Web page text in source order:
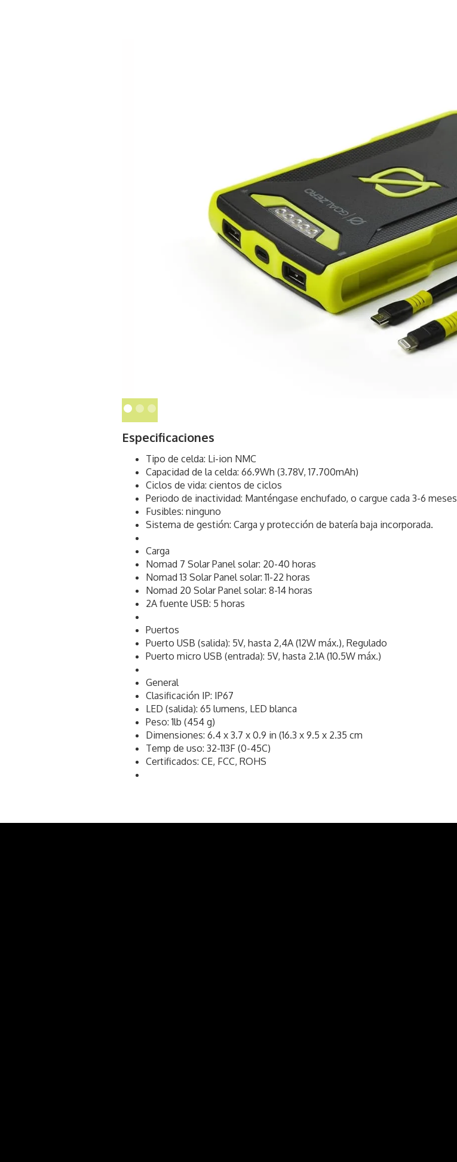
Especificaciones
Tipo de celda: Li-ion NMC
Capacidad de la celda: 66.9Wh (3.78V, 17.700mAh)
Ciclos de vida: cientos de ciclos
Periodo de inactividad: Manténgase enchufado, o cargue cada 3-6 meses
Fusibles: ninguno
Sistema de gestión: Carga y protección de batería baja incorporada.
Carga
Nomad 7 Solar Panel solar: 20-40 horas
Nomad 13 Solar Panel solar: 11-22 horas
Nomad 20 Solar Panel solar: 8-14 horas
2A fuente USB: 5 horas
Puertos
Puerto USB (salida): 5V, hasta 2,4A (12W máx.), Regulado
Puerto micro USB (entrada): 5V, hasta 2.1A (10.5W máx.)
General
Clasificación IP: IP67
LED (salida): 65 lumens, LED blanca
Peso: 1lb (454 g)
Dimensiones: 6.4 x 3.7 x 0.9 in (16.3 x 9.5 x 2.35 cm
Temp de uso: 32-113F (0-45C)
Certificados: CE, FCC, ROHS